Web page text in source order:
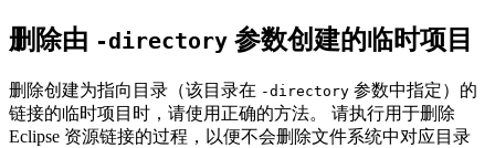
删除由 -directory 参数创建的临时项目
删除创建为指向目录（该目录在 -directory 参数中指定）的
链接的临时项目时，请使用正确的方法。 请执行用于删除
Eclipse 资源链接的过程，以便不会删除文件系统中对应目录